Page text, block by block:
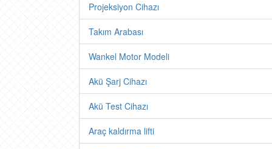
Projeksiyon Cihazı
Takım Arabası
Wankel Motor Modeli
Akü Şarj Cihazı
Akü Test Cihazı
Araç kaldırma lifti